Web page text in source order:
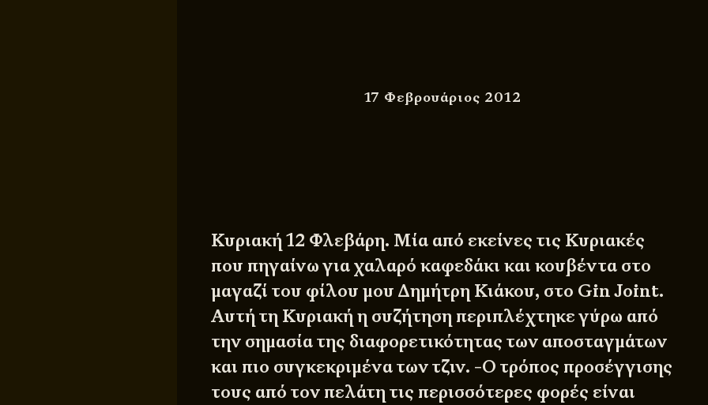
17 Φεβρουάριος 2012
Κυριακή 12 Φλεβάρη. Μία από εκείνες τις Κυριακές
που πηγαίνω για χαλαρό καφεδάκι και κουβέντα στο
μαγαζί του φίλου μου Δημήτρη Κιάκου, στο Gin Joint.
Αυτή τη Κυριακή η συζήτηση περιπλέχτηκε γύρω από
την σημασία της διαφορετικότητας των αποσταγμάτων
και πιο συγκεκριμένα των τζιν. -Ο τρόπος προσέγγισης
τους από τον πελάτη τις περισσότερες φορές είναι